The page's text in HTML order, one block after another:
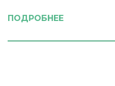
ПОДРОБНЕЕ